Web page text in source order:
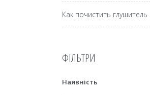
Как почистить глушитель
ФІЛЬТРИ
Наявність